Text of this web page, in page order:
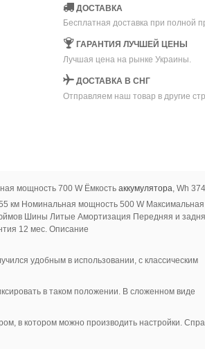
ДОСТАВКА
Бесплатная доставка при полной
ГАРАНТИЯ ЛУЧШЕЙ ЦЕНЫ
Лучшая цена на рынке Украины.
ДОСТАВКА В СНГ
Отправляем наш товар в другие
мощность 700 W Ёмкость аккумулятора, Wh
км Номинальная мощность 500 W Максимальная
Шины Литые Амортизация Передняя и
12 мес. Описание
удобным в использовании, с классическим
в таком положении. В сложенном виде
в котором можно производить настройки.